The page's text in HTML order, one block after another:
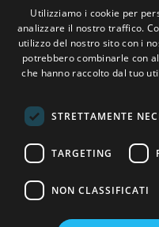
Utilizziamo i cookie per
analizzare il nostro traffico.
utilizzo del nostro sito con i
potrebbero combinarle con
che hanno raccolto dal tuo
STRETTAMENTE
TARGETING
NON CLASSIFICATI